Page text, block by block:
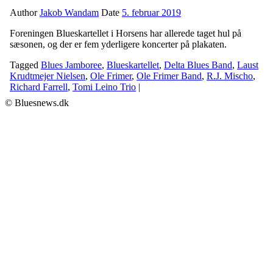
AuthorJakob Wandam Date 5. februar 2019
Foreningen Blueskartellet i Horsens har allerede taget hul på
sæsonen, og der er fem yderligere koncerter på plakaten.
Tagged Blues Jamboree, Blueskartellet, Delta Blues Band, Laust
Krudtmejer Nielsen, Ole Frimer, Ole Frimer Band, R.J. Mischo,
Richard Farrell, Tomi Leino Trio |
© Bluesnews.dk